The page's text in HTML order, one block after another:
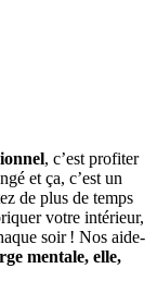
, c’est profiter
et ça, c’est un
de plus de temps
votre intérieur,
soir ! Nos aide-
mentale, elle,